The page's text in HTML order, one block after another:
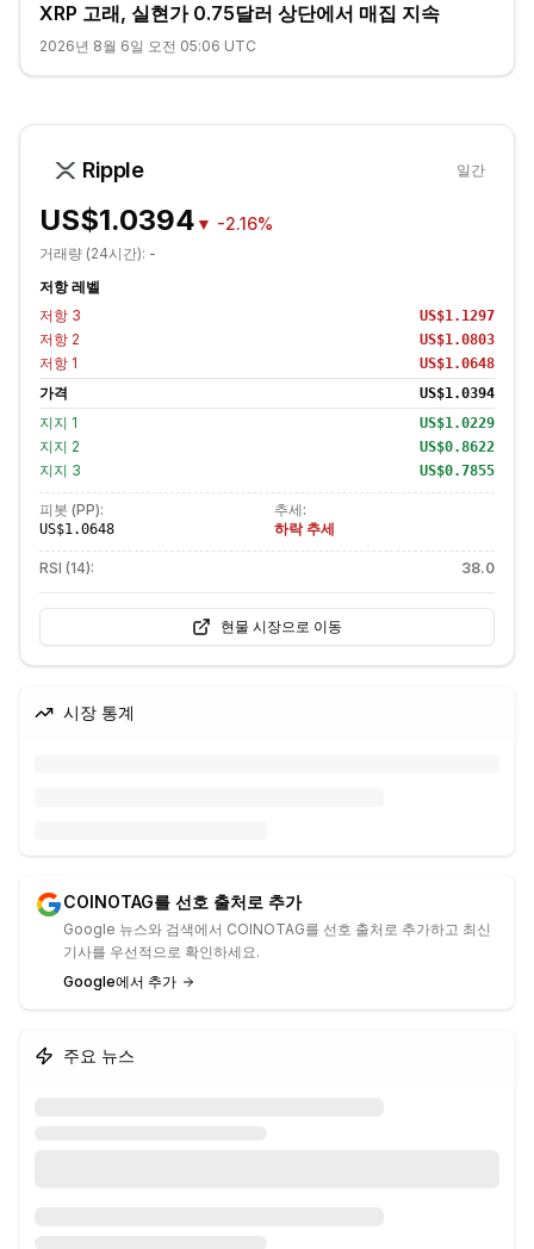
XRP 고래, 실현가 0.75달러 상단에서 매집 지속
2026년 8월 6일 오전 05:06 UTC
Ripple 일간
US$1.0394 ▼ -2.16%
거래량 (24시간): -
저항 레벨
저항 3 US$1.1297
저항 2 US$1.0803
저항 1 US$1.0648
가격 US$1.0394
지지 1 US$1.0229
지지 2 US$0.8622
지지 3 US$0.7855
피봇 (PP):
US$1.0648
추세:
하락 추세
RSI (14): 38.0
현물 시장으로 이동
시장 통계
COINOTAG를 선호 출처로 추가
Google 뉴스와 검색에서 COINOTAG를 선호 출처로 추가하고 최신
기사를 우선적으로 확인하세요.
Google에서 추가
주요 뉴스